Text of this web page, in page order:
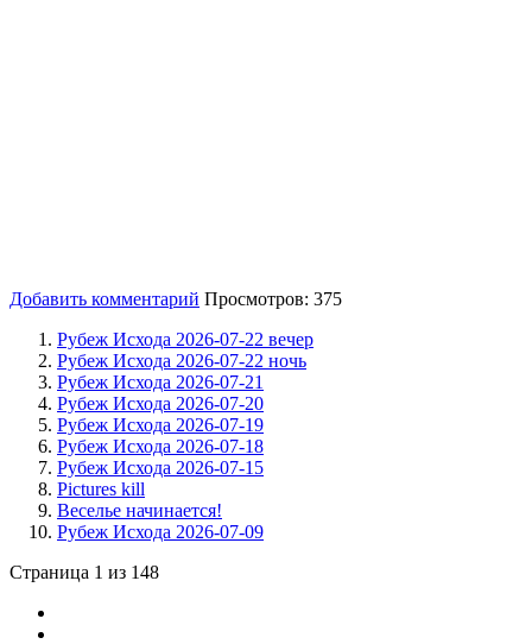
Добавить комментарий Просмотров: 375
Рубеж Исхода 2026-07-22 вечер
Рубеж Исхода 2026-07-22 ночь
Рубеж Исхода 2026-07-21
Рубеж Исхода 2026-07-20
Рубеж Исхода 2026-07-19
Рубеж Исхода 2026-07-18
Рубеж Исхода 2026-07-15
Pictures kill
Веселье начинается!
Рубеж Исхода 2026-07-09
Страница 1 из 148